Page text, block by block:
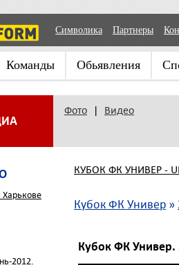
Символика Партнеры
Команды Обьявления
Фото | Видео
2012.
КУБОК ФК УНИВЕР -
Кубок ФК Универ »
Кубок ФК Универ.